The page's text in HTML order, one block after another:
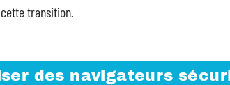
transition.
des navigateurs